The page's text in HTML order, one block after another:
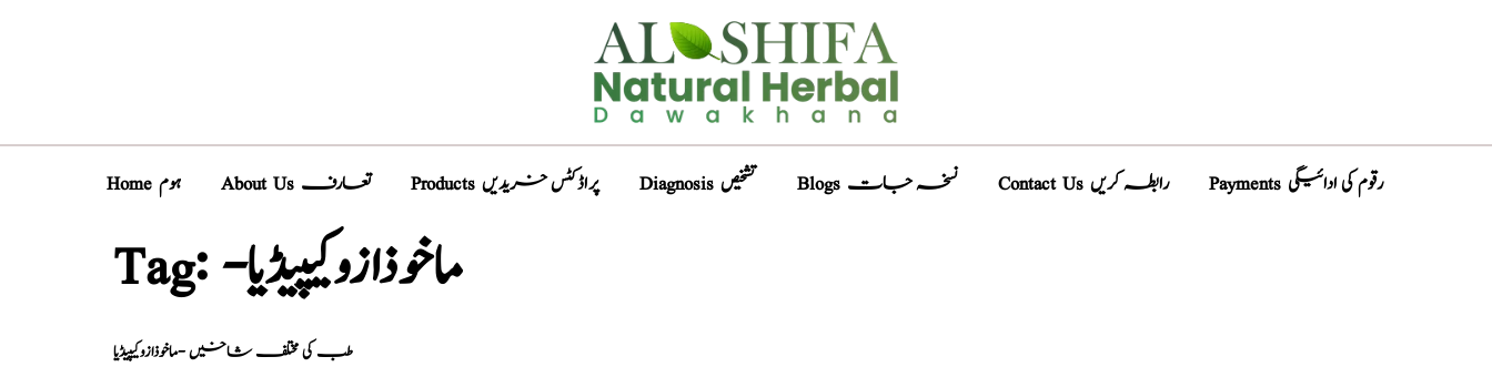
Home ہوم About Us تعارف Products پراڈکٹس خریدیں Diagnosis تشخیص Blogs نسخہ جات Contact Us رابطہ کریں Payments رقوم کی ادائیگی
Tag: -ماخوذازوکیپیڈیا
طب کی مختلف شاخیں -ماخوذازوکیپیڈیا